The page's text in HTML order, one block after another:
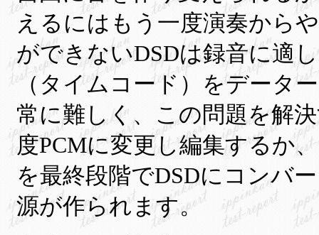
えるにはもう一度演奏から
ができないDSDは録音に適
（タイムコード）をデータ
常に難しく、この問題を解
度PCMに変更し編集するか
を最終段階でDSDにコンバ
源が作られます。